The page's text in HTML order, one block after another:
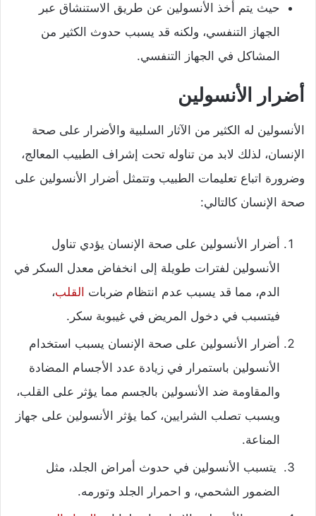
حيث يتم أخذ الأنسولين عن طريق الاستنشاق عبر
الجهاز التنفسي، ولكنه قد يسبب حدوث الكثير من
المشاكل في الجهاز التنفسي.
أضرار الأنسولين
الأنسولين له الكثير من الآثار السلبية والأضرار على صحة
الإنسان، لذلك لابد من تناوله تحت إشراف الطبيب المعالج،
وضرورة اتباع تعليمات الطبيب وتتمثل أضرار الأنسولين على
صحة الإنسان كالتالي:
أضرار الأنسولين على صحة الإنسان يؤدي تناول
الأنسولين لفترات طويلة إلى انخفاض معدل السكر في
الدم، مما قد يسبب عدم انتظام ضربات القلب،
فيتسبب في دخول المريض في غيبوبة سكر.
أضرار الأنسولين على صحة الإنسان يسبب استخدام
الأنسولين باستمرار في زيادة عدد الأجسام المضادة
والمقاومة ضد الأنسولين بالجسم مما يؤثر على القلب،
ويسبب تصلب الشرايين، كما يؤثر الأنسولين على جهاز
المناعة.
يتسبب الأنسولين في حدوث أمراض الجلد، مثل
الضمور الشحمي، و احمرار الجلد وتورمه.